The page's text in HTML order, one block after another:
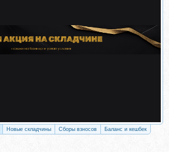
Новые складчины Сборы взносов Баланс и кешбек